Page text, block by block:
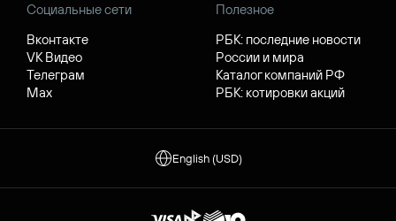
Социальные сети
Вконтакте
VK Видео
Телеграм
Max
Полезное
РБК: последние новости
России и мира
Каталог компаний РФ
РБК: котировки акций
English (USD)